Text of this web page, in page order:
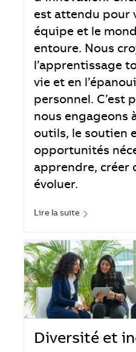
est attendu pour
équipe et le
entoure. Nous
l’apprentissage
vie et en
personnel. C’est
nous engageons
outils, le soutien
opportunités
apprendre, créer
évoluer.
Lire la suite
Diversité et